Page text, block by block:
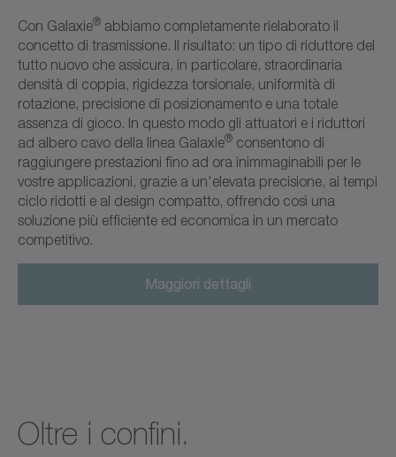
Con Galaxie® abbiamo completamente rielaborato il
concetto di trasmissione. Il risultato: un tipo di riduttore del
tutto nuovo che assicura, in particolare, straordinaria
densità di coppia, rigidezza torsionale, uniformità di
rotazione, precisione di posizionamento e una totale
assenza di gioco. In questo modo gli attuatori e i riduttori
ad albero cavo della linea Galaxie® consentono di
raggiungere prestazioni fino ad ora inimmaginabili per le
vostre applicazioni, grazie a un'elevata precisione, ai tempi
ciclo ridotti e al design compatto, offrendo così una
soluzione più efficiente ed economica in un mercato
competitivo.
Maggiori dettagli
Oltre i confini.